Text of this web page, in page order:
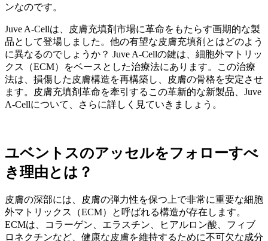
ンなのです。
Juve A-Cellは、皮膚充填剤市場に革命をもたらす画期的な製
品として登場しました。他の有望な皮膚充填剤とはどのよう
に異なるのでしょうか？ Juve A-Cellの鍵は、細胞外マトリッ
クス（ECM）をベースとした治療法にあります。この治療
法は、損傷した皮膚構造を再構築し、皮膚の骨格を安定させ
ます。皮膚充填剤革命を牽引するこの革新的な新製品、Juve
A-Cellについて、さらに詳しく見ていきましょう。
ユベントスのアッセルをフォローすべ
き理由とは？
皮膚の深部には、皮膚の弾力性を保つ上で非常に重要な細胞
外マトリックス（ECM）と呼ばれる構造が存在します。
ECMは、コラーゲン、エラスチン、ヒアルロン酸、フィブ
ロネクチンなど、健康な皮膚を維持するために不可欠な成分